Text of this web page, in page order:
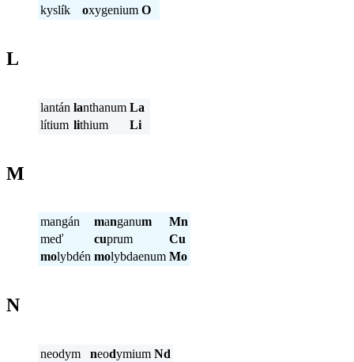
kyslík
oxygenium O
L
lantán lanthanum La
lítium lithium Li
M
mangán manganum
Mn
meď
cuprum
Cu
molybdén molybdaenum Mo
N
neodym neodymium Nd